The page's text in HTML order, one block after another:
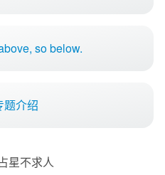
so below.
题介绍
星不求人